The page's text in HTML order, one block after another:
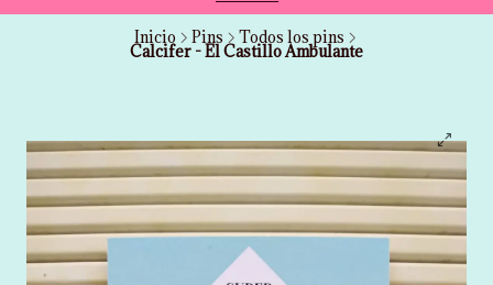
Inicio Pins Todos los pins
Calcifer - El Castillo Ambulante